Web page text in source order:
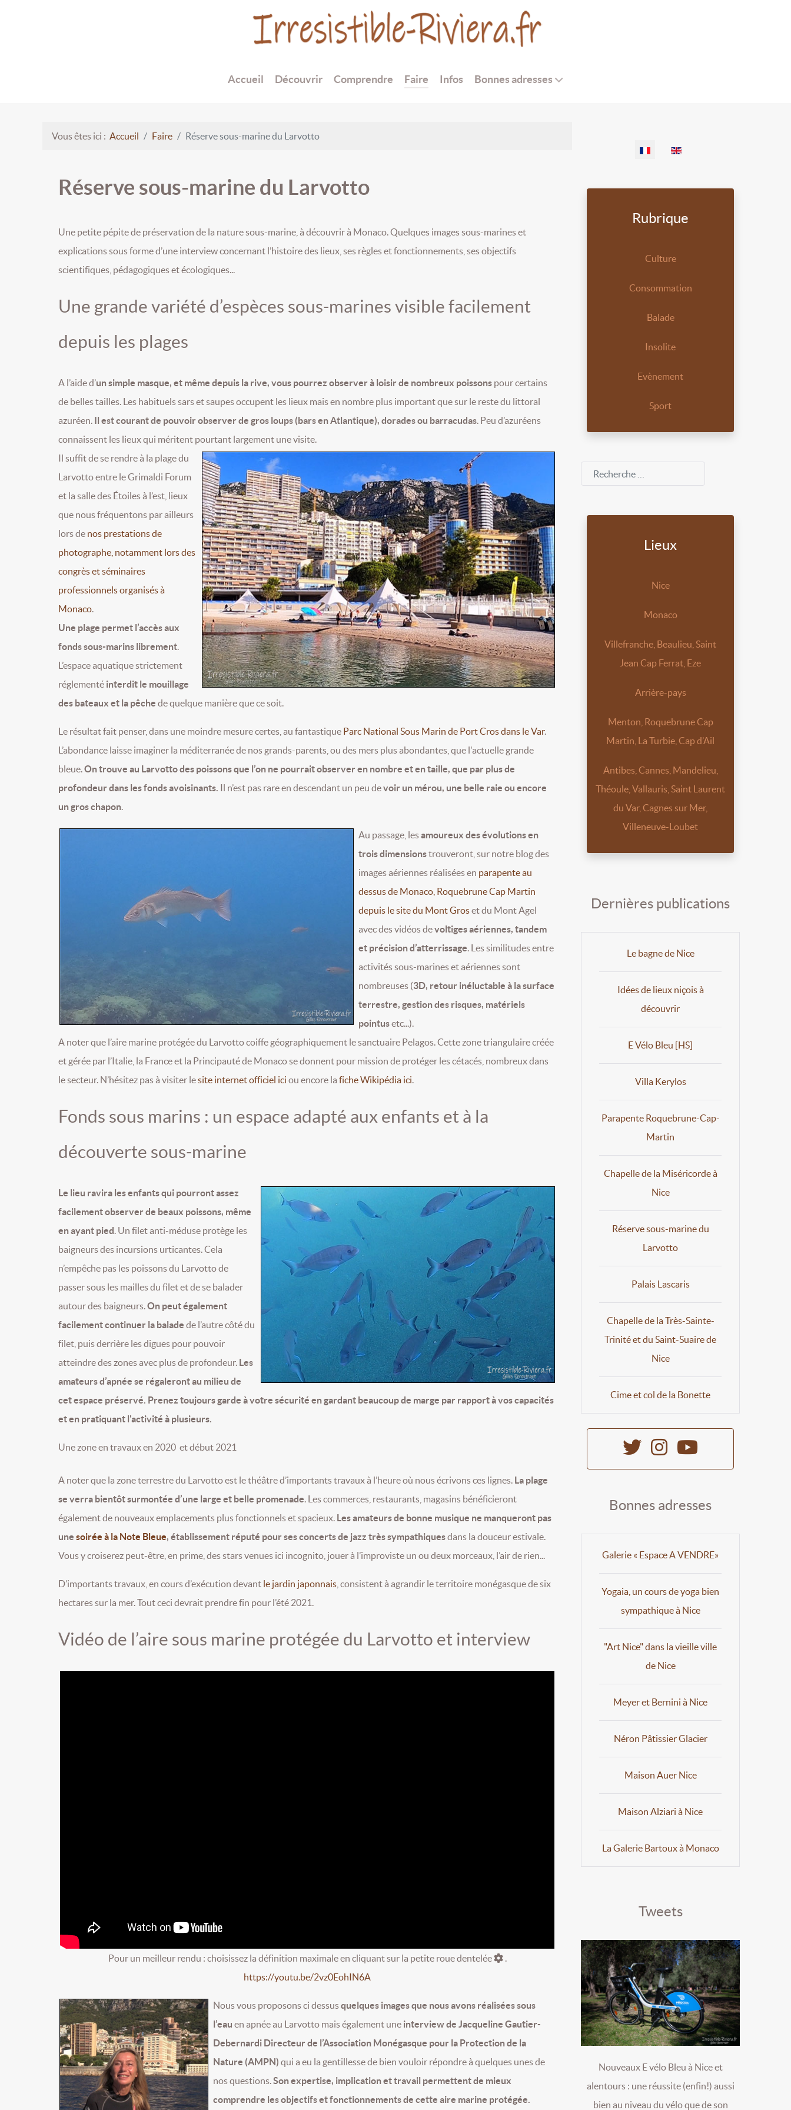
Accueil Découvrir Comprendre Faire Infos Bonnes adresses
Vous êtes ici : Accueil Faire Réserve sous-marine du Larvotto
Réserve sous-marine du Larvotto
Une petite pépite de préservation de la nature sous-marine, à découvrir à Monaco. Quelques images sous-marines et
explications sous forme d’une interview concernant l’histoire des lieux, ses règles et fonctionnements, ses objectifs
scientifiques, pédagogiques et écologiques...
Une grande variété d’espèces sous-marines visible facilement
depuis les plages
A l’aide d’un simple masque, et même depuis la rive, vous pourrez observer à loisir de nombreux poissons pour certains
de belles tailles. Les habituels sars et saupes occupent les lieux mais en nombre plus important que sur le reste du littoral
azuréen. Il est courant de pouvoir observer de gros loups (bars en Atlantique), dorades ou barracudas. Peu d’azuréens
connaissent les lieux qui méritent pourtant largement une visite.
Il suffit de se rendre à la plage du
Larvotto entre le Grimaldi Forum
et la salle des Étoiles à l’est, lieux
que nous fréquentons par ailleurs
lors de nos prestations de
photographe, notamment lors des
congrès et séminaires
professionnels organisés à
Monaco.
Une plage permet l’accès aux
fonds sous-marins librement.
L’espace aquatique strictement
réglementé interdit le mouillage
des bateaux et la pêche de quelque manière que ce soit.
Le résultat fait penser, dans une moindre mesure certes, au fantastique Parc National Sous Marin de Port Cros dans le Var.
L’abondance laisse imaginer la méditerranée de nos grands-parents, ou des mers plus abondantes, que l'actuelle grande
bleue.On trouve au Larvotto des poissons que l’on ne pourrait observer en nombre et en taille, que par plus de
profondeurdans les fonds avoisinants. Il n’est pas rare en descendant un peu devoir un mérou, une belle raie ou encore
un gros chapon.
Au passage, lesamoureux des évolutions en
trois dimensionstrouveront, sur notre blog des
images aériennes réalisées en parapente au
dessus de Monaco, Roquebrune Cap Martin
depuis le site du Mont Groset du Mont Agel
avec des vidéos devoltiges aériennes, tandem
et précision d’atterrissage. Les similitudes entre
activités sous-marines et aériennes sont
nombreuses (3D, retour inéluctable à la surface
terrestre, gestion des risques, matériels
pointusetc...).
A noter que l’aire marine protégée du Larvotto coiffe géographiquement le sanctuaire Pelagos. Cette zone triangulaire créée
et gérée par l’Italie, la France et la Principauté de Monaco se donnent pour mission de protéger les cétacés, nombreux dans
le secteur. N’hésitez pas à visiter lesite internet officiel ici ou encore la fiche Wikipédia ici.
Fonds sous marins : un espace adapté aux enfants et à la
découverte sous-marine
Le lieu ravira les enfants qui pourront assez
facilement observer de beaux poissons, même
en ayant pied. Un filet anti-méduse protège les
baigneurs des incursions urticantes. Cela
n’empêche pas les poissons du Larvotto de
passer sous les mailles du filet et de se balader
autour des baigneurs.On peut également
facilement continuer la balade de l’autre côté du
filet, puis derrière les digues pour pouvoir
atteindre des zones avec plus de profondeur. Les
amateurs d’apnée se régaleront au milieu de
cet espace préservé. Prenez toujours garde à votre sécurité en gardant beaucoup de marge par rapport à vos capacités
et en pratiquant l'activité à plusieurs.
Une zone en travaux en 2020 et début 2021
A noter que la zone terrestre du Larvotto est le théâtre d’importants travaux à l’heure où nous écrivons ces lignes. La plage
se verra bientôt surmontée d’une large et belle promenade. Les commerces, restaurants, magasins bénéficieront
également de nouveaux emplacements plus fonctionnels et spacieux. Les amateurs de bonne musique ne manqueront pas
une soirée à la Note Bleue, établissement réputé pour ses concerts de jazz très sympathiquesdans la douceur estivale.
Vous y croiserez peut-être, en prime, des stars venues ici incognito, jouer à l’improviste un ou deux morceaux, l’air de rien...
D’importants travaux, en cours d’exécution devant le jardin japonnais , consistent à agrandir le territoire monégasque de six
hectares sur la mer. Tout ceci devrait prendre fin pour l’été 2021.
Vidéo de l’aire sous marine protégée du Larvotto et interview
Pour un meilleur rendu : choisissez la définition maximale en cliquant sur la petite roue dentelée
.
https://youtu.be/2vz0EohIN6A
Nous vous proposons ci dessusquelques images que nous avons réalisées sous
l’eau en apnée au Larvotto mais également une interview de Jacqueline Gautier-
Debernardi Directeur de l’Association Monégasque pour la Protection de la
Nature (AMPN) qui a eu la gentillesse de bien vouloir répondre à quelques unes de
nos questions.Son expertise, implication et travail permettent de mieux
comprendre les objectifs et fonctionnements de cette aire marine protégée.
Sélectionnez votre langue
Rubrique
Culture
Consommation
Balade
Insolite
Evènement
Sport
Rechercher
Lieux
Nice
Monaco
Villefranche, Beaulieu, Saint
Jean Cap Ferrat, Eze
Arrière-pays
Menton, Roquebrune Cap
Martin, La Turbie, Cap d’Ail
Antibes, Cannes, Mandelieu,
Théoule, Vallauris, Saint Laurent
du Var, Cagnes sur Mer,
Villeneuve-Loubet
Dernières publications
Le bagne de Nice
Idées de lieux niçois à
découvrir
E Vélo Bleu [HS]
Villa Kerylos
Parapente Roquebrune-Cap-
Martin
Chapelle de la Miséricorde à
Nice
Réserve sous-marine du
Larvotto
Palais Lascaris
Chapelle de la Très-Sainte-
Trinité et du Saint-Suaire de
Nice
Cime et col de la Bonette
Bonnes adresses
Galerie « Espace A VENDRE»
Yogaia, un cours de yoga bien
sympathique à Nice
"Art Nice" dans la vieille ville
de Nice
Meyer et Bernini à Nice
Néron Pâtissier Glacier
Maison Auer Nice
Maison Alziari à Nice
La Galerie Bartoux à Monaco
Tweets
Nouveaux E vélo Bleu à Nice et
alentours : une réussite (enfin!) aussi
bien au niveau du vélo que de son